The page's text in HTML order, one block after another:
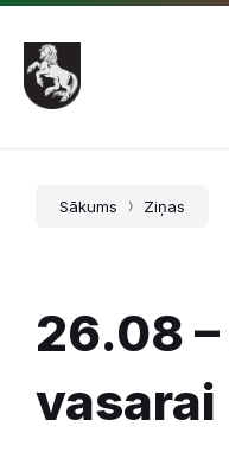
Pāriet
saturu
Skip
main
navigation
Skip
footer
Sākums Ziņas
26.08
vasarai